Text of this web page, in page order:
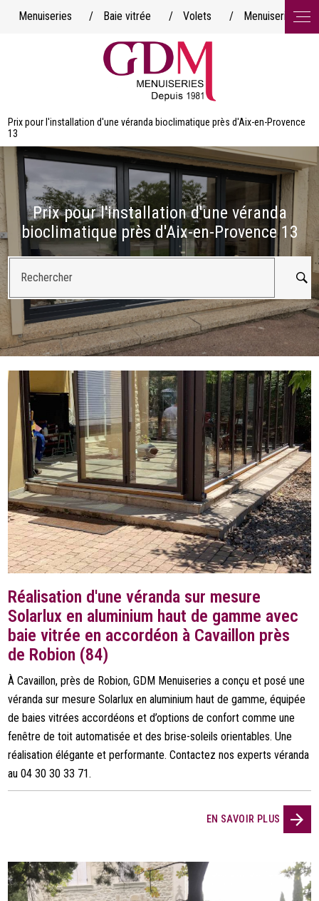
Menuiseries / Baie vitrée / Volets / Menuiserie
Prix pour l'installation d'une véranda bioclimatique près d'Aix-en-Provence
13
Prix pour l'installation d'une véranda
bioclimatique près d'Aix-en-Provence 13
Rechercher
Réalisation d'une véranda sur mesure
Solarlux en aluminium haut de gamme avec
baie vitrée en accordéon à Cavaillon près
de Robion (84)
À Cavaillon, près de Robion, GDM Menuiseries a conçu et posé une
véranda sur mesure Solarlux en aluminium haut de gamme, équipée
de baies vitrées accordéons et d’options de confort comme une
fenêtre de toit automatisée et des brise-soleils orientables. Une
réalisation élégante et performante. Contactez nos experts véranda
au 04 30 30 33 71.
EN SAVOIR PLUS